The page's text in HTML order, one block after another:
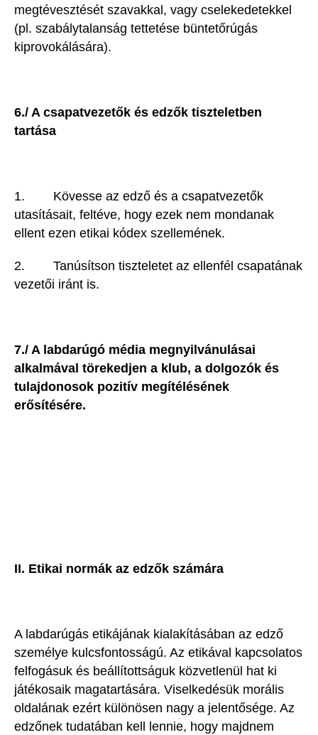
megtévesztését szavakkal, vagy cselekedetekkel
(pl. szabálytalanság tettetése büntetőrúgás
kiprovokálására).
6./ A csapatvezetők és edzők tiszteletben
tartása
1. Kövesse az edző és a csapatvezetők
utasításait, feltéve, hogy ezek nem mondanak
ellent ezen etikai kódex szellemének.
2. Tanúsítson tiszteletet az ellenfél csapatának
vezetői iránt is.
7./ A labdarúgó média megnyilvánulásai
alkalmával törekedjen a klub, a dolgozók és
tulajdonosok pozitív megítélésének
erősítésére.
II. Etikai normák az edzők számára
A labdarúgás etikájának kialakításában az edző
személye kulcsfontosságú. Az etikával kapcsolatos
felfogásuk és beállítottságuk közvetlenül hat ki
játékosaik magatartására. Viselkedésük morális
oldalának ezért különösen nagy a jelentősége. Az
edzőnek tudatában kell lennie, hogy majdnem